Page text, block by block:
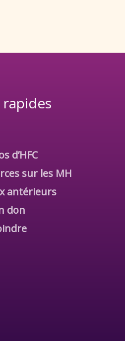
rapides
d’HFC
sur les MH
antérieurs
don